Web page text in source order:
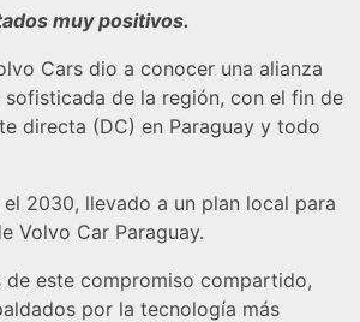
muy positivos.
Cars dio a conocer una alianza
de la región, con el fin de
directa (DC) en Paraguay y todo
2030, llevado a un plan local para
Volvo Car Paraguay.
de este compromiso compartido,
por la tecnología más